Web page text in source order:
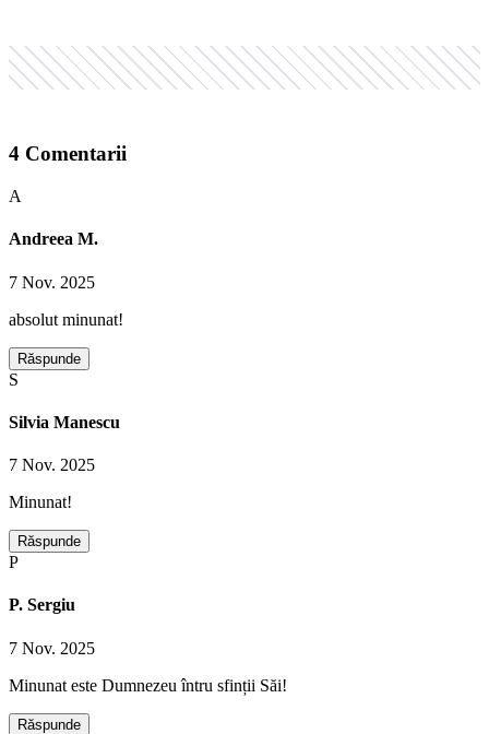
4 Comentarii
A
Andreea M.
7 Nov. 2025
absolut minunat!
Răspunde
S
Silvia Manescu
7 Nov. 2025
Minunat!
Răspunde
P
P. Sergiu
7 Nov. 2025
Minunat este Dumnezeu întru sfinții Săi!
Răspunde